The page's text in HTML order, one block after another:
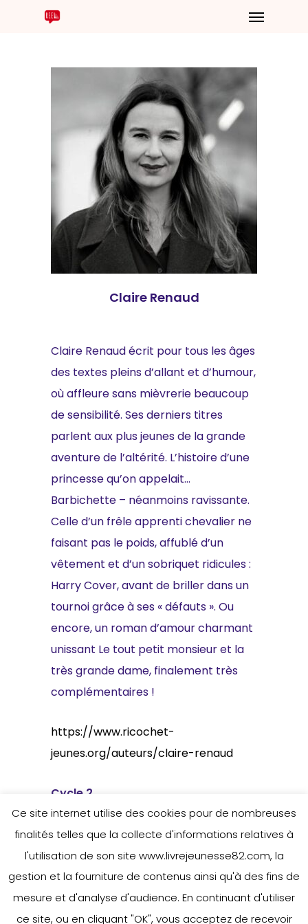
Claire Renaud
Claire Renaud écrit pour tous les âges
des textes pleins d’allant et d’humour,
où affleure sans mièvrerie beaucoup
de sensibilité. Ses derniers titres
parlent aux plus jeunes de la grande
aventure de l’altérité. L’histoire d’une
princesse qu’on appelait…
Barbichette – néanmoins ravissante.
Celle d’un frêle apprenti chevalier ne
faisant pas le poids, affublé d’un
vêtement et d’un sobriquet ridicules :
Harry Cover, avant de briller dans un
tournoi grâce à ses « défauts ». Ou
encore, un roman d’amour charmant
unissant Le tout petit monsieur et la
très grande dame, finalement très
complémentaires !
https://www.ricochet-
jeunes.org/auteurs/claire-renaud
Cycle 2
Barbichette, Ed. Sarbacane, 2020 (ill :
Héloïse Solt)
Harry Cover , Ed. Sarbacane, 2022 (ill :
Charles Dutertre)
Le tout petit monsieur et la très
grande dame, Folio Cadet, Ed.
Ce site internet utilise des cookies pour de nombreuses
finalités telles que la collecte d'informations relatives à
l'utilisation de son site www.livrejeunesse82.com, la
gestion et la fourniture de contenus ainsi qu'à des fins de
mesure et d'analyse d'audience. En continuant d'utiliser
ce site, ou en cliquant "OK", vous acceptez de recevoir